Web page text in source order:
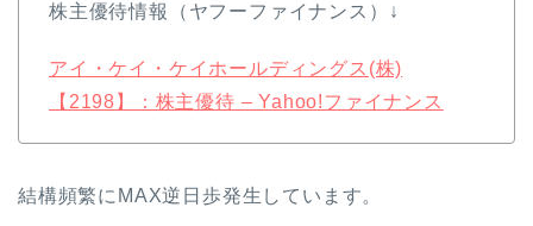
株主優待情報（ヤフーファイナンス）↓
アイ・ケイ・ケイホールディングス(株)
【2198】：株主優待 – Yahoo!ファイナンス
結構頻繁にMAX逆日歩発生しています。